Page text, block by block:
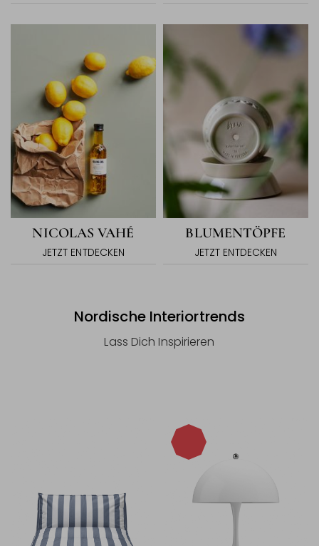
NICOLAS VAHÉ
JETZT ENTDECKEN
BLUMENTÖPFE
JETZT ENTDECKEN
Nordische Interiortrends
Lass Dich Inspirieren